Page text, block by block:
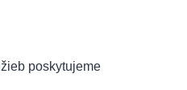
poskytujeme